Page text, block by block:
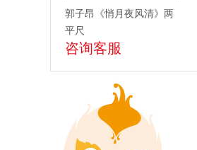
郭子昂《悄月夜风清》两
平尺
咨询客服